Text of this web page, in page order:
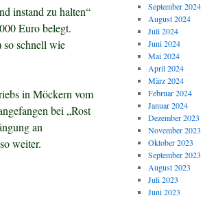
instand zu halten“
Euro belegt.
so schnell wie
in Möckern vom
bei „Rost
an
weiter.
September 2024
August 2024
Juli 2024
Juni 2024
Mai 2024
April 2024
März 2024
Februar 2024
Januar 2024
Dezember 2023
November 2023
Oktober 2023
September 2023
August 2023
Juli 2023
Juni 2023